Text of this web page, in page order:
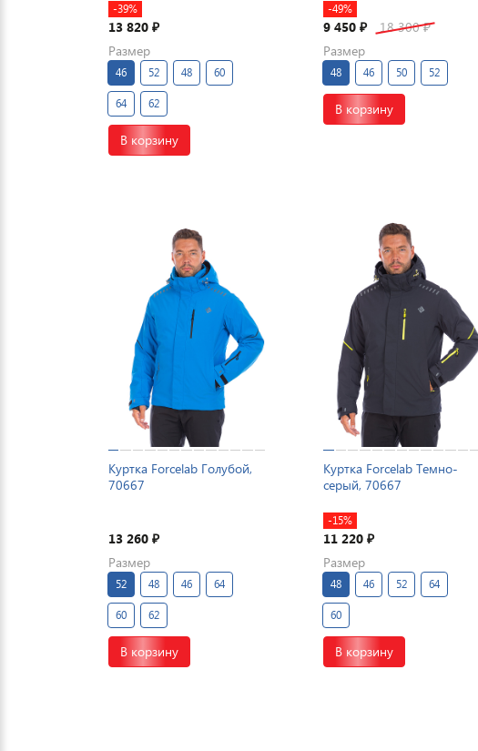
-39%
13 820 ₽
Размер
46 52 48 60
64 62
В корзину
-49%
9 450₽ 18 300₽
Размер
48 46 50 52
В корзину
Куртка Forcelab Голубой,
70667
13 260 ₽
Размер
52 48 46 64
60 62
В корзину
Куртка Forcelab Темно-
серый, 70667
-15%
11 220₽
Размер
48 46 52 64
60
В корзину